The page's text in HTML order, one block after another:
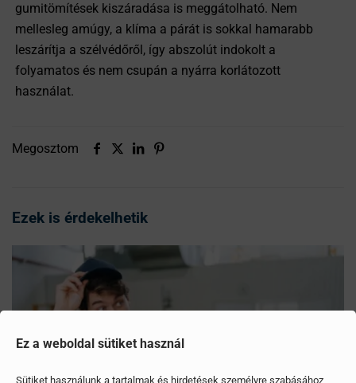
Ez a weboldal sütiket használ
Sütiket használunk a tartalmak és hirdetések személyre szabásához,
gumitömítések kiszáradása is meggátolható. Nem
mellesleg amúgy, a klíma a párát is sokkal hamarabb
leszárítja a szélvédőről, így abszolút indokolt a
folyamatos és nem csupán a nyárra korlátozott
használat.
Megosztom
Ezek is érdekelhetik